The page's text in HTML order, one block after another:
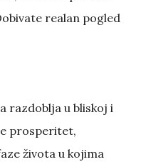
realan pogled
razdoblja u bliskoj i
prosperitet,
života u kojima